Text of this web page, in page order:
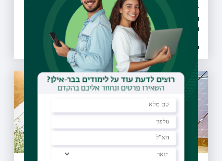
27 מועצות מקומיות ומועצות אזוריות חתמו על אמנת המיזם
והתחייבו לבצע הסברה, חינוך, ואכיפה ברוחו, החלו פעילויות
הסברה חינוך ואכיפה ברשויות ו-30 רשויות נוספות הביעו נכונות
להצטרף גם הן למיזם
26.07.2021 | טז אב